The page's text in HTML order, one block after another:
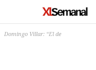
Domingo Villar: “El de